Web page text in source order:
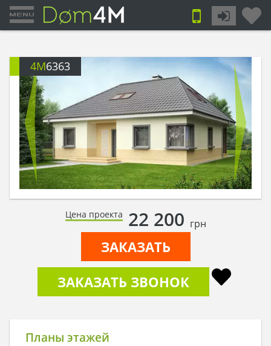
4M6363
Цена проекта 22 200 грн
ЗАКАЗАТЬ
ЗАКАЗАТЬ ЗВОНОК
Планы этажей